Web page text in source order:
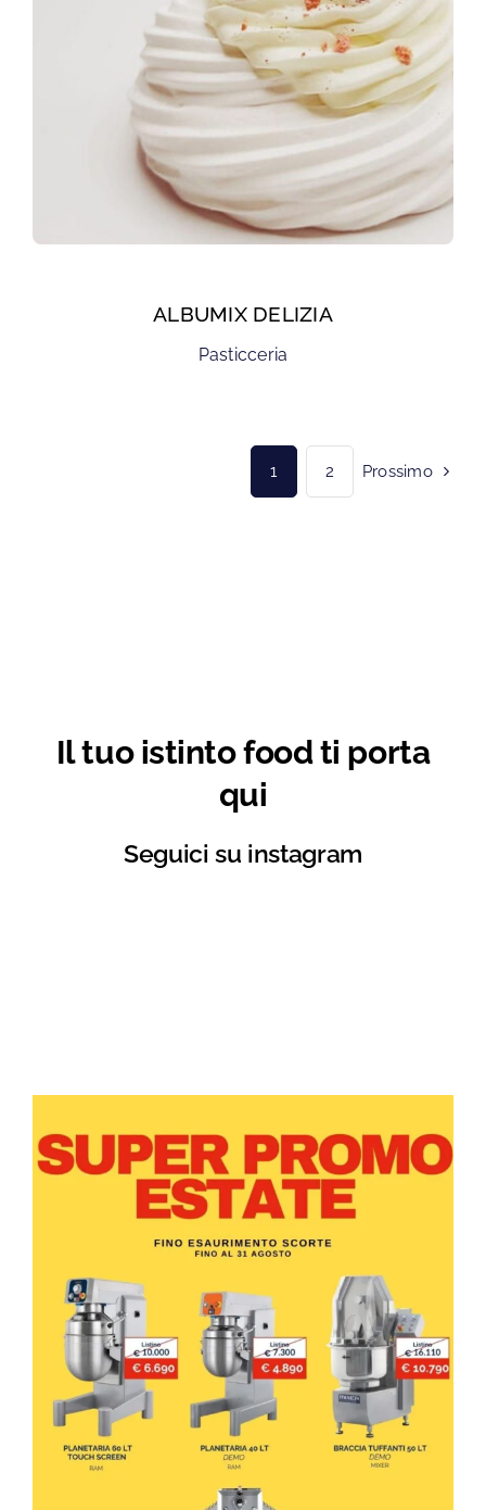
ALBUMIX DELIZIA
Pasticceria
1 2 Prossimo
Il tuo istinto food ti porta
qui
Seguici su instagram